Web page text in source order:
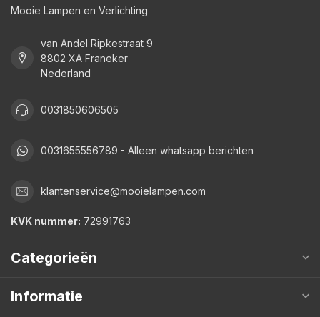
Mooie Lampen en Verlichting
van Andel Ripkestraat 9
8802 XA Franeker
Nederland
0031850606505
0031655556789 - Alleen whatsapp berichten
klantenservice@mooielampen.com
KVK nummer: 72991763
Categorieën
Informatie